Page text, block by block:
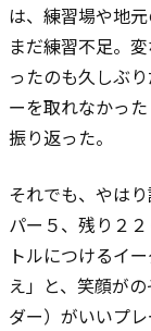
は、練習場や地
まだ練習不足。
ったのも久しぶ
ーを取れなかっ
振り返った。
それでも、やは
パー５、残り２
トルにつけるイ
え」と、笑顔が
ダー）がいいプ